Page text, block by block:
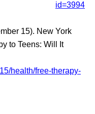
id=3994
15). New York
to Teens: Will It
health/free-therapy-